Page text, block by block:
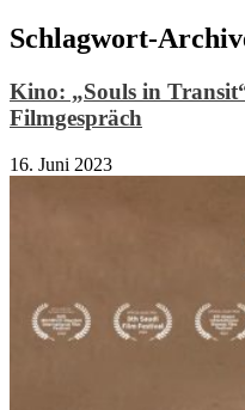
Schlagwort-
Kino: „Souls in
Filmgespräch
16. Juni 2023